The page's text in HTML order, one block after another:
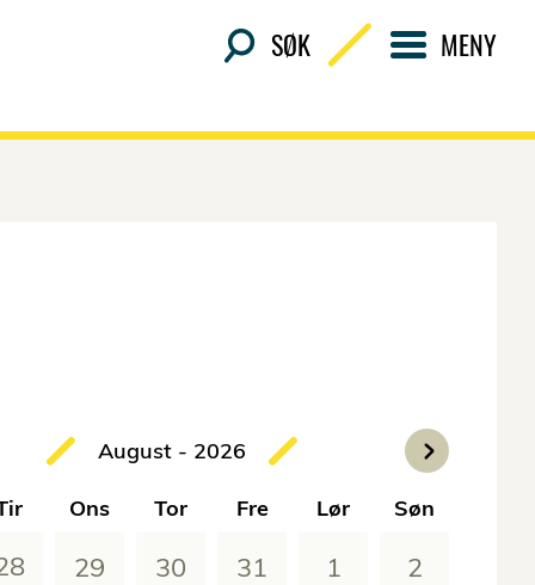
SØK MENY
August - 2026
Hopp til slutten av kalender
Ons Tor Fre Lør Søn
29 30 31 1 2